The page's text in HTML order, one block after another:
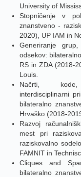
University of
Stopničenje v
znanstveno -
2020), UP IAM in
Generiranje
odsekov:
RS in ZDA (2018-
Louis.
Načrti,
interdisciplinarni
bilateralno
Hrvaško (2018-
Razvoj
mest pri
raziskovalno
FAMNIT in
Cliques and
bilateralno